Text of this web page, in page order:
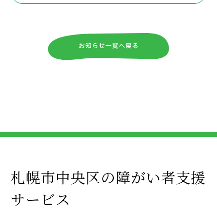
札幌市中央区の障がい者支援
サービス